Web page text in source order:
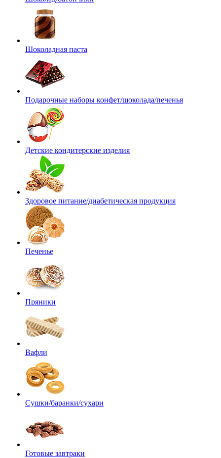
Шоколадная паста
Подарочные наборы конфет/шоколада/печенья
Детские кондитерские изделия
Здоровое питание/диабетическая продукция
Печенье
Пряники
Вафли
Сушки/баранки/сухари
Готовые завтраки